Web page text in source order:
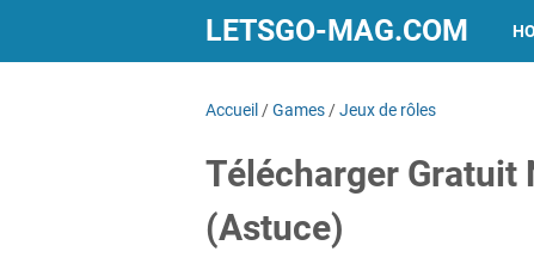
LETSGO-MAG.COM
Accueil /Games /Jeux de rôles
Télécharger Gratuit
(Astuce)